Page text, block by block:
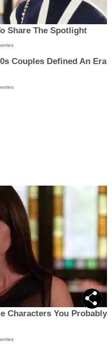
Share The Spotlight
Couples Defined An Era
Characters You Probably